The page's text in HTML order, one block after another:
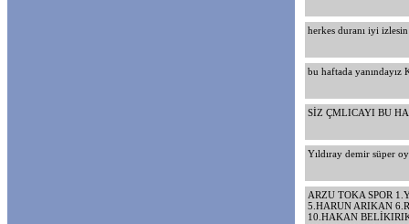
herkes duranı iyi
bu haftada yanındayız
SİZ ÇMLICAYI BU
Yıldıray demir süper
ARZU TOKA SPOR
5.HARUN ARIKAN
10.HAKAN